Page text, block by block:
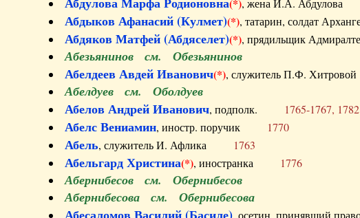
, жена И.А.
Абдыков Афанасий (Кулмет)(*), татарин, солдат
Абдяков Матфей (Абдяселет)(*), прядильщик
Абезьянинов см. Обезьянинов
Абелдеев Авдей Иванович(*), служитель П.Ф.
Абелдуев см. Оболдуев
Абелов Андрей Иванович, подполк. 1765-1767, 1782
Абелс Вениамин, иностр. поручик 1770
Абель, служитель И. Афлика 1763
Абельгард Христина(*), иностранка 1776
Абернибесов см. Обернибесов
Абернибесова см. Обернибесова
, осетин, принявший